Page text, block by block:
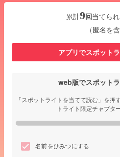
累計9回当てら
（匿名を含
アプリでスポット
web版でスポット
「スポットライトを当てて読む」を
トライト限定チャプタ
名前をひみつにする